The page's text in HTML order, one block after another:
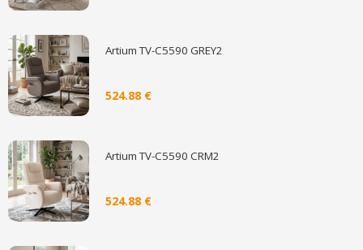
Artium TV-C5590 GREY2
524.88 €
Artium TV-C5590 CRM2
524.88 €